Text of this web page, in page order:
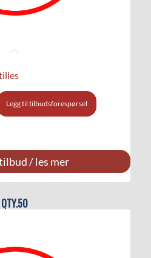
Legg til tilbudsforespørsel
/ les mer